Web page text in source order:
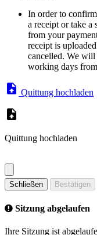
In order to
a receipt or take a
from your
receipt is
cancelled. We
working days
Quittung hochladen
Quittung hochladen
Schließen Bestätigen
Sitzung abgelaufen
Ihre Sitzung ist